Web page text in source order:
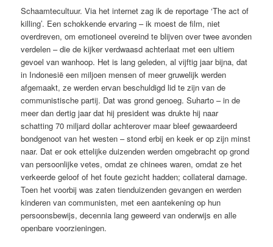
Schaamtecultuur. Via het internet zag ik de reportage ‘The act of
killing’. Een schokkende ervaring – ik moest de film, niet
overdreven, om emotioneel overeind te blijven over twee avonden
verdelen – die de kijker verdwaasd achterlaat met een ultiem
gevoel van wanhoop. Het is lang geleden, al vijftig jaar bijna, dat
in Indonesië een miljoen mensen of meer gruwelijk werden
afgemaakt, ze werden ervan beschuldigd lid te zijn van de
communistische partij. Dat was grond genoeg. Suharto – in de
meer dan dertig jaar dat hij president was drukte hij naar
schatting 70 miljard dollar achterover maar bleef gewaardeerd
bondgenoot van het westen – stond erbij en keek er op zijn minst
naar. Dat er ook ettelijke duizenden werden omgebracht op grond
van persoonlijke vetes, omdat ze chinees waren, omdat ze het
verkeerde geloof of het foute gezicht hadden; collateral damage.
Toen het voorbij was zaten tienduizenden gevangen en werden
kinderen van communisten, met een aantekening op hun
persoonsbewijs, decennia lang geweerd van onderwijs en alle
openbare voorzieningen.